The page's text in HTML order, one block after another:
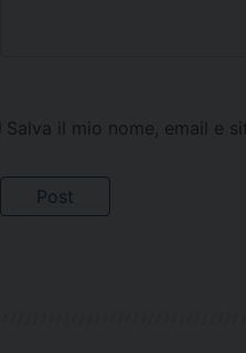
Salva il mio nome, email e